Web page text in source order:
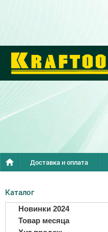
Доставка и оплата
Каталог
Новинки 2024
Товар месяца